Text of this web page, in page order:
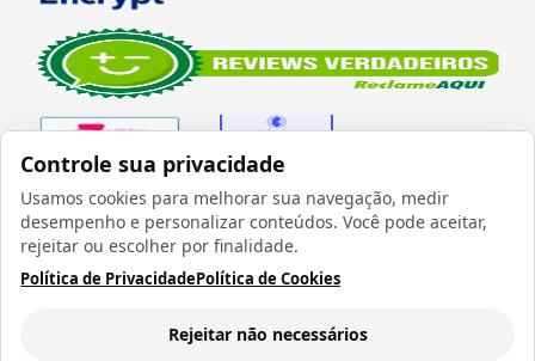
Controle sua privacidade
Usamos cookies para melhorar sua navegação, medir
desempenho e personalizar conteúdos. Você pode aceitar,
rejeitar ou escolher por finalidade.
Política de PrivacidadePolítica de Cookies
Rejeitar não necessários
Verificada por